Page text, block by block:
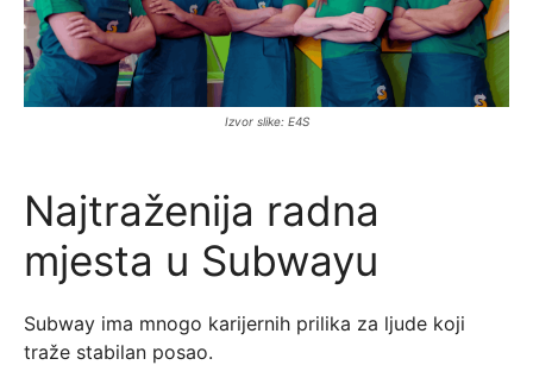
Izvor slike: E4S
Najtraženija radna
mjesta u Subwayu
Subway ima mnogo karijernih prilika za ljude koji
traže stabilan posao.